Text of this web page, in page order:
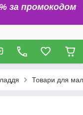
за промокодом
Товари для